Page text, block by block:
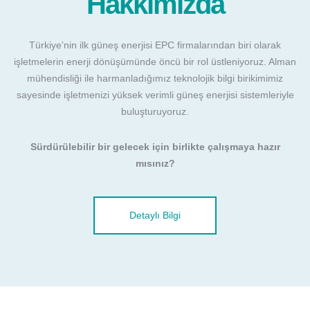
Türkiye'nin ilk güneş enerjisi EPC firmalarından biri olarak
işletmelerin enerji dönüşümünde öncü bir rol üstleniyoruz. Alman
mühendisliği ile harmanladığımız teknolojik bilgi birikimimiz
sayesinde işletmenizi yüksek verimli güneş enerjisi sistemleriyle
buluşturuyoruz.
Sürdürülebilir bir gelecek için birlikte çalışmaya hazır
mısınız?
Detaylı Bilgi